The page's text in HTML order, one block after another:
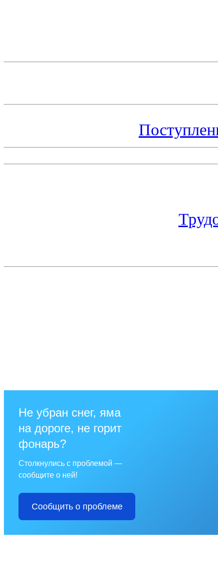
Не убран снег, яма
на дороге, не горит
фонарь?
Столкнулись с проблемой —
сообщите о ней!
Сообщить о проблеме